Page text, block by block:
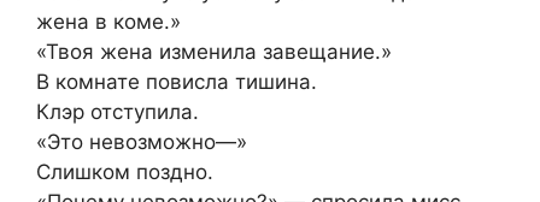
жена в коме.»
«Твоя жена изменила завещание.»
В комнате повисла тишина.
Клэр отступила.
«Это невозможно—»
Слишком поздно.